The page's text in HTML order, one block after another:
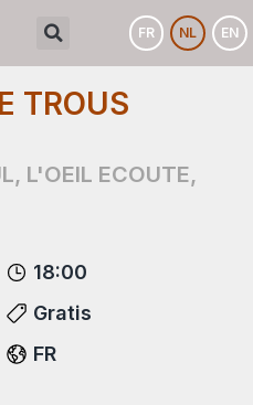
FR NL EN
TROUS
, L'OEIL ECOUTE,
18:00
Gratis
FR